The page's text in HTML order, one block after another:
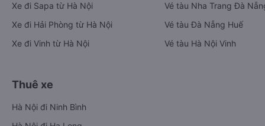
Xe đi Sapa từ Hà Nội
Xe đi Hải Phòng từ Hà Nội
Xe đi Vinh từ Hà Nội
Vé tàu Nha Trang Đà
Vé tàu Đà Nẵng Huế
Vé tàu Hà Nội Vinh
Thuê xe
Hà Nội đi Ninh Bình